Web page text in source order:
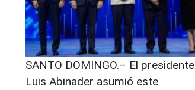
SANTO DOMINGO.– El presidente
Luis Abinader asumió este